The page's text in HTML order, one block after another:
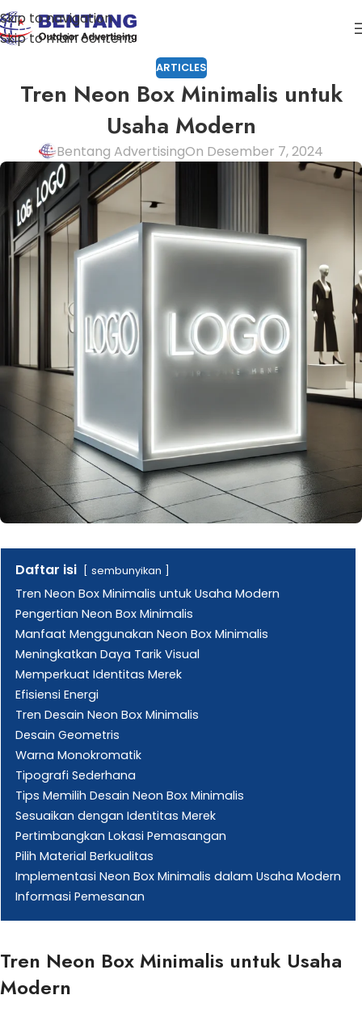
Skip to navigation
Skip to main content
ARTICLES
Tren Neon Box Minimalis untuk
Usaha Modern
Bentang AdvertisingOn Desember 7, 2024
Daftar isi sembunyikan
Tren Neon Box Minimalis untuk Usaha Modern
Pengertian Neon Box Minimalis
Manfaat Menggunakan Neon Box Minimalis
Meningkatkan Daya Tarik Visual
Memperkuat Identitas Merek
Efisiensi Energi
Tren Desain Neon Box Minimalis
Desain Geometris
Warna Monokromatik
Tipografi Sederhana
Tips Memilih Desain Neon Box Minimalis
Sesuaikan dengan Identitas Merek
Pertimbangkan Lokasi Pemasangan
Pilih Material Berkualitas
Implementasi Neon Box Minimalis dalam Usaha Modern
Informasi Pemesanan
Tren Neon Box Minimalis untuk Usaha
Modern